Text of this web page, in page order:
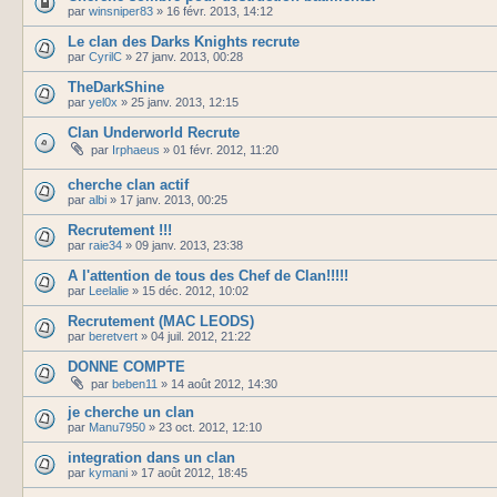
par winsniper83 » 16 févr. 2013, 14:12
Le clan des Darks Knights recrute
par CyrilC » 27 janv. 2013, 00:28
TheDarkShine
par yel0x » 25 janv. 2013, 12:15
Clan Underworld Recrute
par Irphaeus » 01 févr. 2012, 11:20
cherche clan actif
par albi » 17 janv. 2013, 00:25
Recrutement !!!
par raie34 » 09 janv. 2013, 23:38
A l'attention de tous des Chef de Clan!!!!!
par Leelalie » 15 déc. 2012, 10:02
Recrutement (MAC LEODS)
par beretvert » 04 juil. 2012, 21:22
DONNE COMPTE
par beben11 » 14 août 2012, 14:30
je cherche un clan
par Manu7950 » 23 oct. 2012, 12:10
integration dans un clan
par kymani » 17 août 2012, 18:45